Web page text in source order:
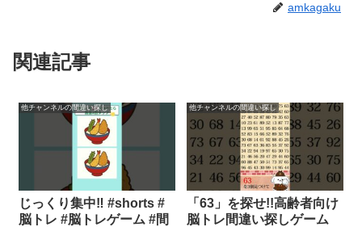
amkagaku
関連記事
他チャンネルの間違い探し
じっくり集中‼️ #shorts #
脳トレ #脳トレゲーム #間
他チャンネルの間違い探し
「63」を探せ!!高齢者向け
脳トレ間違い探しゲーム